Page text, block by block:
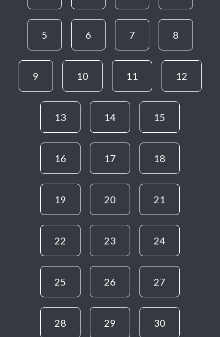
5 6 7 8
9 10 11 12
13 14 15
16 17 18
19 20 21
22 23 24
25 26 27
28 29 30